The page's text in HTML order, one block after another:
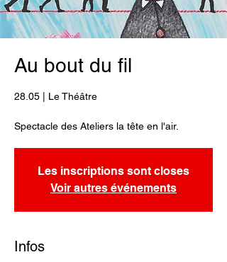
Au bout du fil
28.05 | Le Théâtre
Spectacle des Ateliers la tête en l'air.
Les inscriptions sont closes
Voir autres événements
Infos